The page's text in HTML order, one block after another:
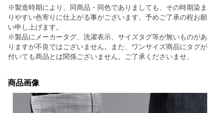
※製造時期により、同商品・同色でありましても、その時期染ま
りやすい色寄りに仕上がる事がございます。予めご了承の程お願
い申し上げます。
※製品にメーカータグ、洗濯表示、サイズタグ等が無いものがあ
りますが不良ではございません。また、ワンサイズ商品にタグが
付いても商品とは関係ございません。ご了承くださいませ。
商品画像